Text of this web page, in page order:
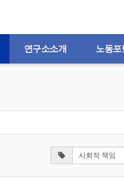
연구소소개 노동포